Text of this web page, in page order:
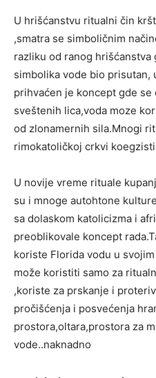
U hrišćanstvu ritualni čin
,smatra se simboličnim
razliku od ranog hrišćanstva
simbolika vode bio prisutan,
prihvaćen je koncept gde
sveštenih lica,voda moze
od zlonamernih sila.Mnogi
rimokatoličkoj crkvi
U novije vreme rituale
su i mnoge autohtone
sa dolaskom katolicizma i
preoblikovale koncept
koriste Florida vodu u
može koristiti samo za
,koriste za prskanje i
pročišćenja i posvećenja
prostora,oltara,prostora za
vode..naknadno